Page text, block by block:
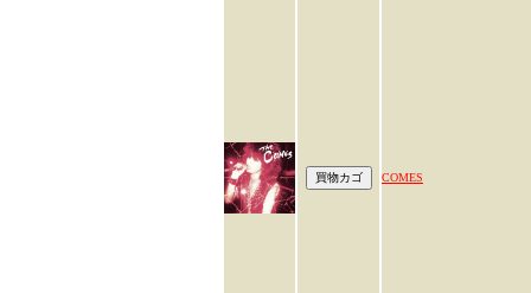
COMES